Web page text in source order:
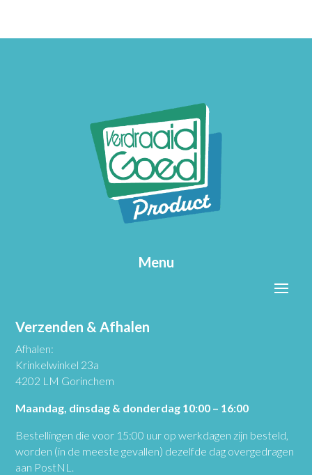
Menu
Verzenden & Afhalen
Afhalen:
Krinkelwinkel 23a
4202 LM Gorinchem
Maandag, dinsdag & donderdag 10:00 – 16:00
Bestellingen die voor 15:00 uur op werkdagen zijn besteld,
worden (in de meeste gevallen) dezelfde dag overgedragen
aan PostNL.